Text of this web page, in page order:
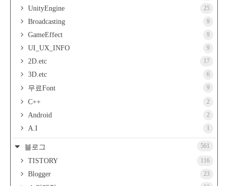
UnityEngine 25
Broadcasting 9
GameEffect 9
UI_UX_INFO 9
2D.etc 17
3D.etc 6
무료Font 9
C++ 2
Android 2
A.I 1
블로그 561
TISTORY 116
Blogger 23